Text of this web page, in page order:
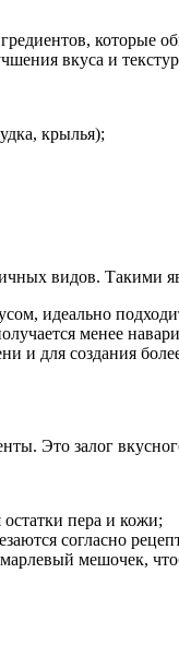
которые
вкуса и
крылья);
видов. Такими
идеально
менее
для создания
Это залог
пера и кожи;
согласно
мешочек,